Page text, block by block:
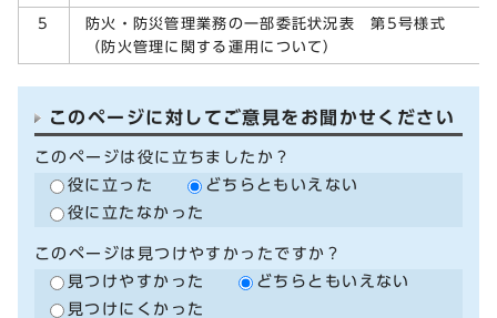
5
防火・防災管理業務の一部委託状況表 第5号様式
（防火管理に関する運用について）
このページに対してご意見をお聞かせください
このページは役に立ちましたか？
役に立った
どちらともいえない
役に立たなかった
このページは見つけやすかったですか？
見つけやすかった
どちらともいえない
見つけにくかった